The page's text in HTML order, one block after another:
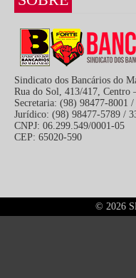
Sindicato dos Bancários do
Rua do Sol, 413/417, Centro
Secretaria: (98) 98477-8001
Jurídico: (98) 98477-5789 /
CNPJ: 06.299.549/0001-05
CEP: 65020-590
© 2026